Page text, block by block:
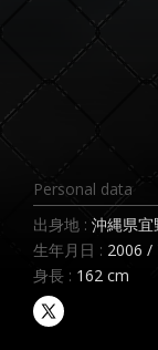
Personal data
出身地 : 沖縄県宜
生年月日 : 2006 /
身長 : 162 cm